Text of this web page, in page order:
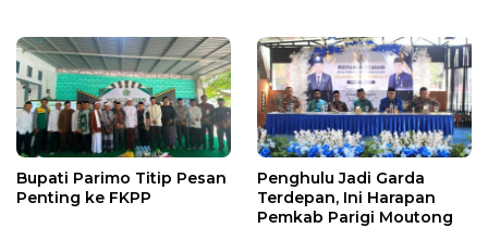
Bupati Parimo Titip Pesan
Penting ke FKPP
Penghulu Jadi Garda
Terdepan, Ini Harapan
Pemkab Parigi Moutong